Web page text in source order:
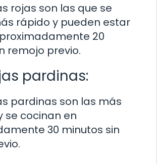
rojas son las que se
rápido y pueden estar
20
remojo previo.
pardinas:
pardinas son las más
se cocinan en
30 minutos sin